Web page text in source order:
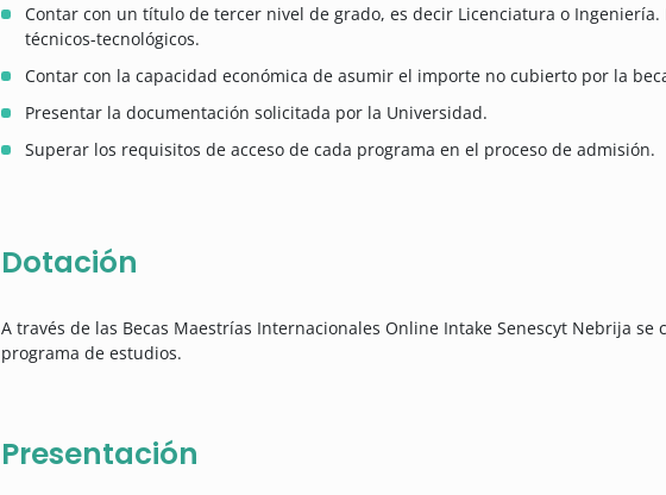
Contar con un título de tercer nivel de grado, es decir Licenciatura o Ingeniería.
técnicos-tecnológicos.
Contar con la capacidad económica de asumir el importe no cubierto por la
Presentar la documentación solicitada por la Universidad.
Superar los requisitos de acceso de cada programa en el proceso de admisión.
Dotación
A través de las Becas Maestrías Internacionales Online Intake Senescyt Nebrija se
programa de estudios.
Presentación